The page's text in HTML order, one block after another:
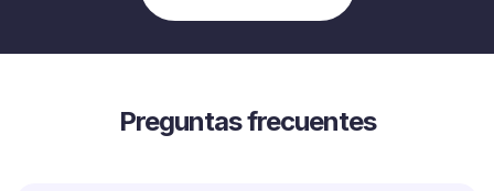
Preguntas frecuentes